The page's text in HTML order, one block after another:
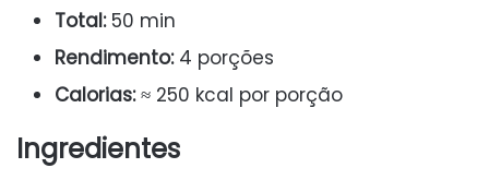
Total:50 min
Rendimento:4 porções
Calorias:≈ 250 kcal por porção
Ingredientes